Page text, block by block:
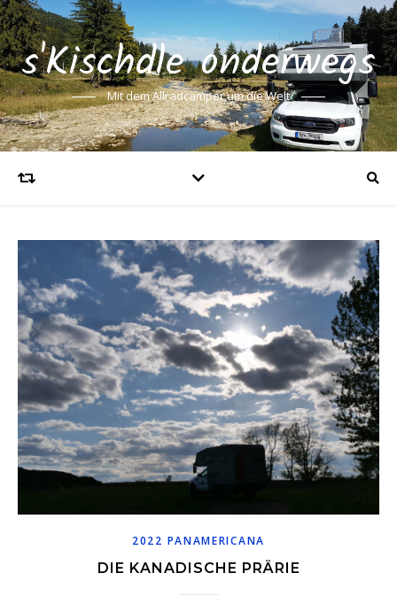
s'Kischdle onderwegs
Mit dem Allradcamper um die Welt
2022 PANAMERICANA
DIE KANADISCHE PRÄRIE